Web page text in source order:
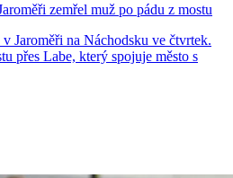
zemřel muž po pádu z mostu
v Jaroměři na Náchodsku ve čtvrtek.
přes Labe, který spojuje město s